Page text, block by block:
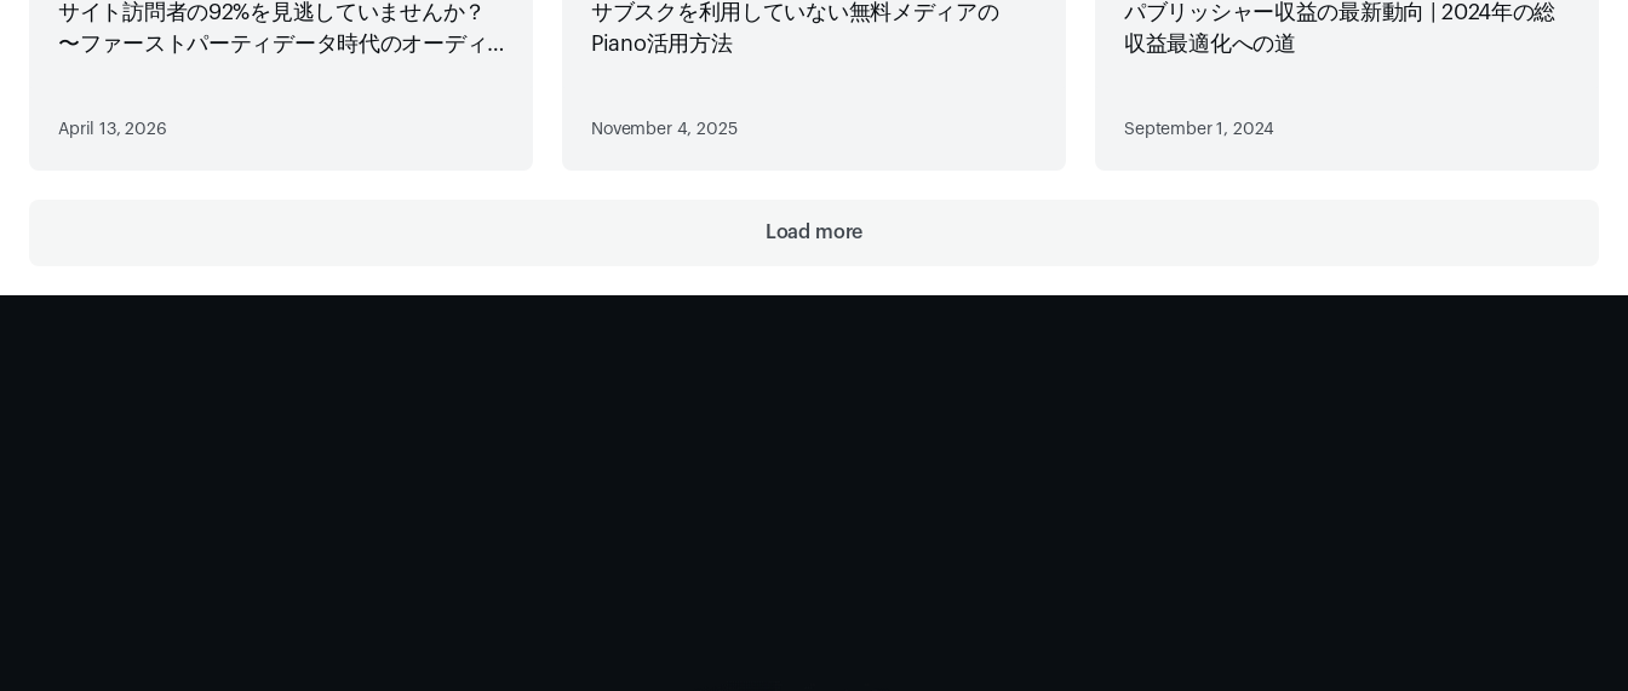
サイト訪問者の92%を見逃していませんか？
〜ファーストパーティデータ時代のオーディ
April 13, 2026
サブスクを利用していない無料メディアの
Piano活用方法
November 4, 2025
パブリッシャー収益の最新動向 | 2024年の総
収益最適化への道
September 1, 2024
Load more